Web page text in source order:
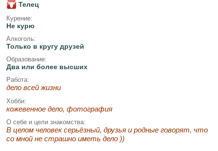
Телец
Курение:
Не курю
Алкоголь:
Только в кругу друзей
Образование:
Два или более высших
Работа:
дело всей жизни
Хобби:
кожевенное дело, фотография
О себе и цели знакомства:
В целом человек серьёзный, друзья и родные говорят, что
со мной не страшно иметь дело ))